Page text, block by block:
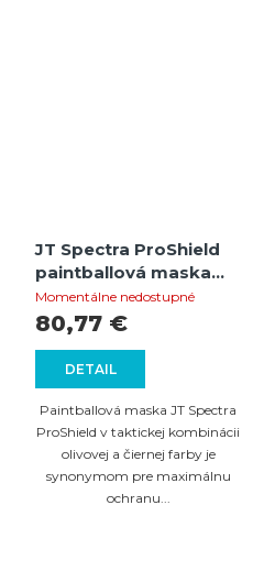
JT Spectra ProShield
paintballová maska
Thermal (Olivová/
Čierna)
Momentálne nedostupné
DETAIL
80,77 €
Paintballová maska JT Spectra
ProShield v taktickej kombinácii
olivovej a čiernej farby je
synonymom pre maximálnu
ochranu...